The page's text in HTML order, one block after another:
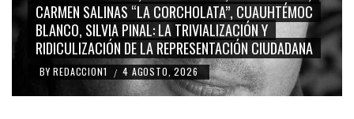
EX ALCALDE PRIÍSTA-MARINISTA PUEDE COSTARLE ¡17
MILLONES DE PESOS AL AYUNTAMIENTO DE SAN PEDRO
CHOLULA!
BY REDACCION1 / 3 AGOSTO, 2026